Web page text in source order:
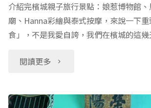
鄭
王
廟
方
還
介紹完檳城親子旅行景點：娘惹博物館
廟、Hanna彩繪與泰式按摩，來說一下
食」，不是我愛自誇，我們在檳城的這
閱讀更多
"檳